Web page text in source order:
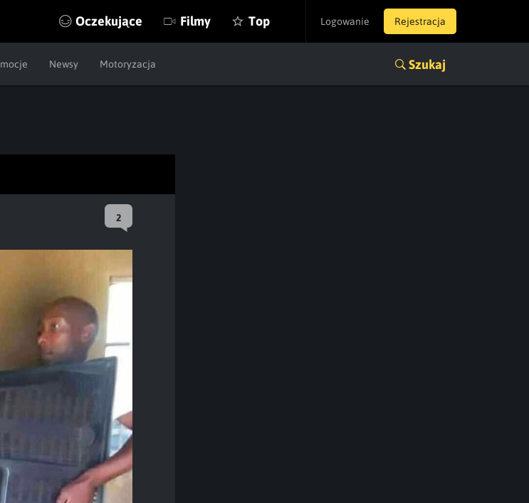
Logowanie Rejestracja
Oczekujące Filmy Top
Newsy Motoryzacja Szukaj
2